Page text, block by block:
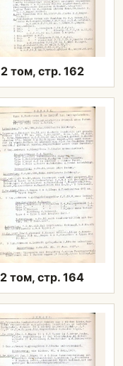
2 том, стр. 162
2 том, стр. 164